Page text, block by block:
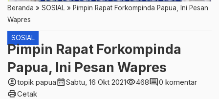
Beranda » SOSIAL » Pimpin Rapat Forkompinda Papua, Ini Pesan
Wapres
SOSIAL
Pimpin Rapat Forkompinda
Papua, Ini Pesan Wapres
account_circletopik papuacalendar_monthSabtu, 16 Okt 2021visibility468comment0 komentar
printCetak